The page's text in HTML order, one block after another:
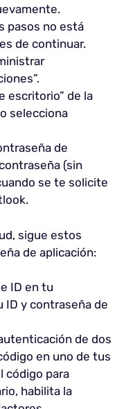
pasos no está
de continuar.
escritorio” de la
selecciona
de
(sin
se te solicite
sigue estos
de aplicación:
ID en tu
ID y contraseña de
de dos
en uno de tus
código para
habilita la